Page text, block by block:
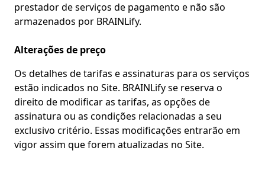
prestador de serviços de pagamento e não são
armazenados por BRAINLify.
Alterações de preço
Os detalhes de tarifas e assinaturas para os serviços
estão indicados no Site. BRAINLify se reserva o
direito de modificar as tarifas, as opções de
assinatura ou as condições relacionadas a seu
exclusivo critério. Essas modificações entrarão em
vigor assim que forem atualizadas no Site.